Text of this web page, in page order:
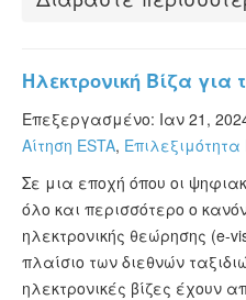
Ηλεκτρονική Βίζα για
Επεξεργασμένο: Ιαν 21,
Αίτηση ESTA, Επιλεξιμότητα
Σε μια εποχή όπου οι
όλο και περισσότερο ο
ηλεκτρονικής θεώρησης (e-
πλαίσιο των διεθνών
ηλεκτρονικές βίζες έχουν